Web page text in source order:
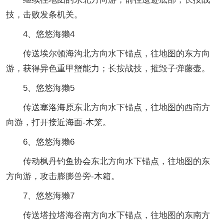
技，击败发条机关。
4、悠悠海獭4
传送埃尔顿海沟北方向水下锚点，往地图的东方向
游，获得异色重甲蟹能力；长按战技，摧毁子弹藤壶。
5、悠悠海獭5
传送塞洛海原东北方向水下锚点，往地图的西南方
向游，打开接近海面-木笼。
6、悠悠海獭6
传动枫丹钓鱼协会东北方向水下锚点，往地图的东
方向游，攻击膨膨兽旁-木箱。
7、悠悠海獭7
传送塔拉塔海谷南方向水下锚点，往地图的东南方